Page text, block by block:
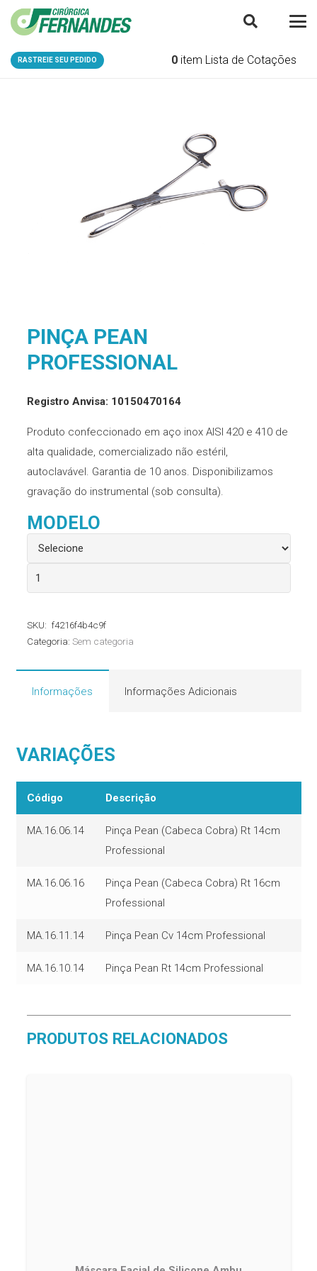
RASTREIE SEU PEDIDO 0 item Lista de Cotações
PINÇA PEAN
PROFESSIONAL
Registro Anvisa: 10150470164
Produto confeccionado em aço inox AISI 420 e 410 de
alta qualidade, comercializado não estéril,
autoclavável. Garantia de 10 anos. Disponibilizamos
gravação do instrumental (sob consulta).
MODELO
Pinça
Pean
quantidade
SKU: f4216f4b4c9f
Categoria: Sem categoria
Informações Informações Adicionais
VARIAÇÕES
Código Descrição
MA.16.06.14
Pinça Pean (Cabeca Cobra) Rt 14cm
Professional
MA.16.06.16
Pinça Pean (Cabeca Cobra) Rt 16cm
Professional
MA.16.11.14 Pinça Pean Cv 14cm Professional
MA.16.10.14 Pinça Pean Rt 14cm Professional
PRODUTOS RELACIONADOS